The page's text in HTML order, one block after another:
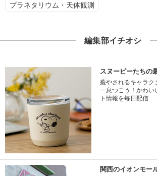
プラネタリウム・天体観測
編集部イチオシ
スヌーピーたちの
癒やされるキャラク
一息つこう！かわい
ト情報を毎日配信
関西のイオンモー